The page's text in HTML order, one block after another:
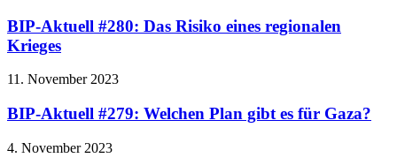
BIP-Aktuell #280: Das Risiko eines regionalen
Krieges
11. November 2023
BIP-Aktuell #279: Welchen Plan gibt es für Gaza?
4. November 2023